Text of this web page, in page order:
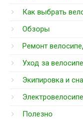
Как выбрать
Обзоры
Ремонт
Уход за
Экипировка и
Полезно